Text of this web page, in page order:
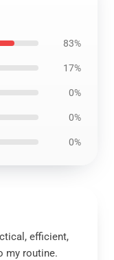
83%
17%
0%
0%
0%
efficient,
my routine.